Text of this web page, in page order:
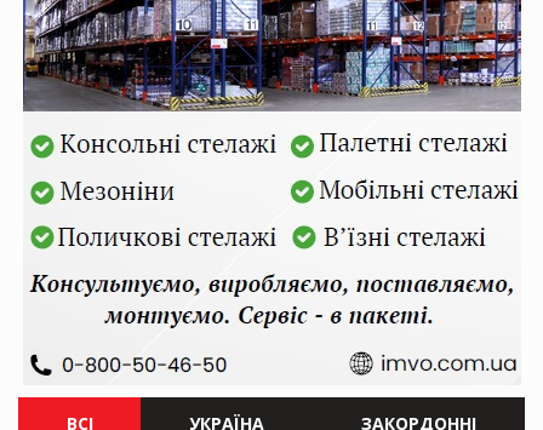
ВСІ УКРАЇНА ЗАКОРДОННІ